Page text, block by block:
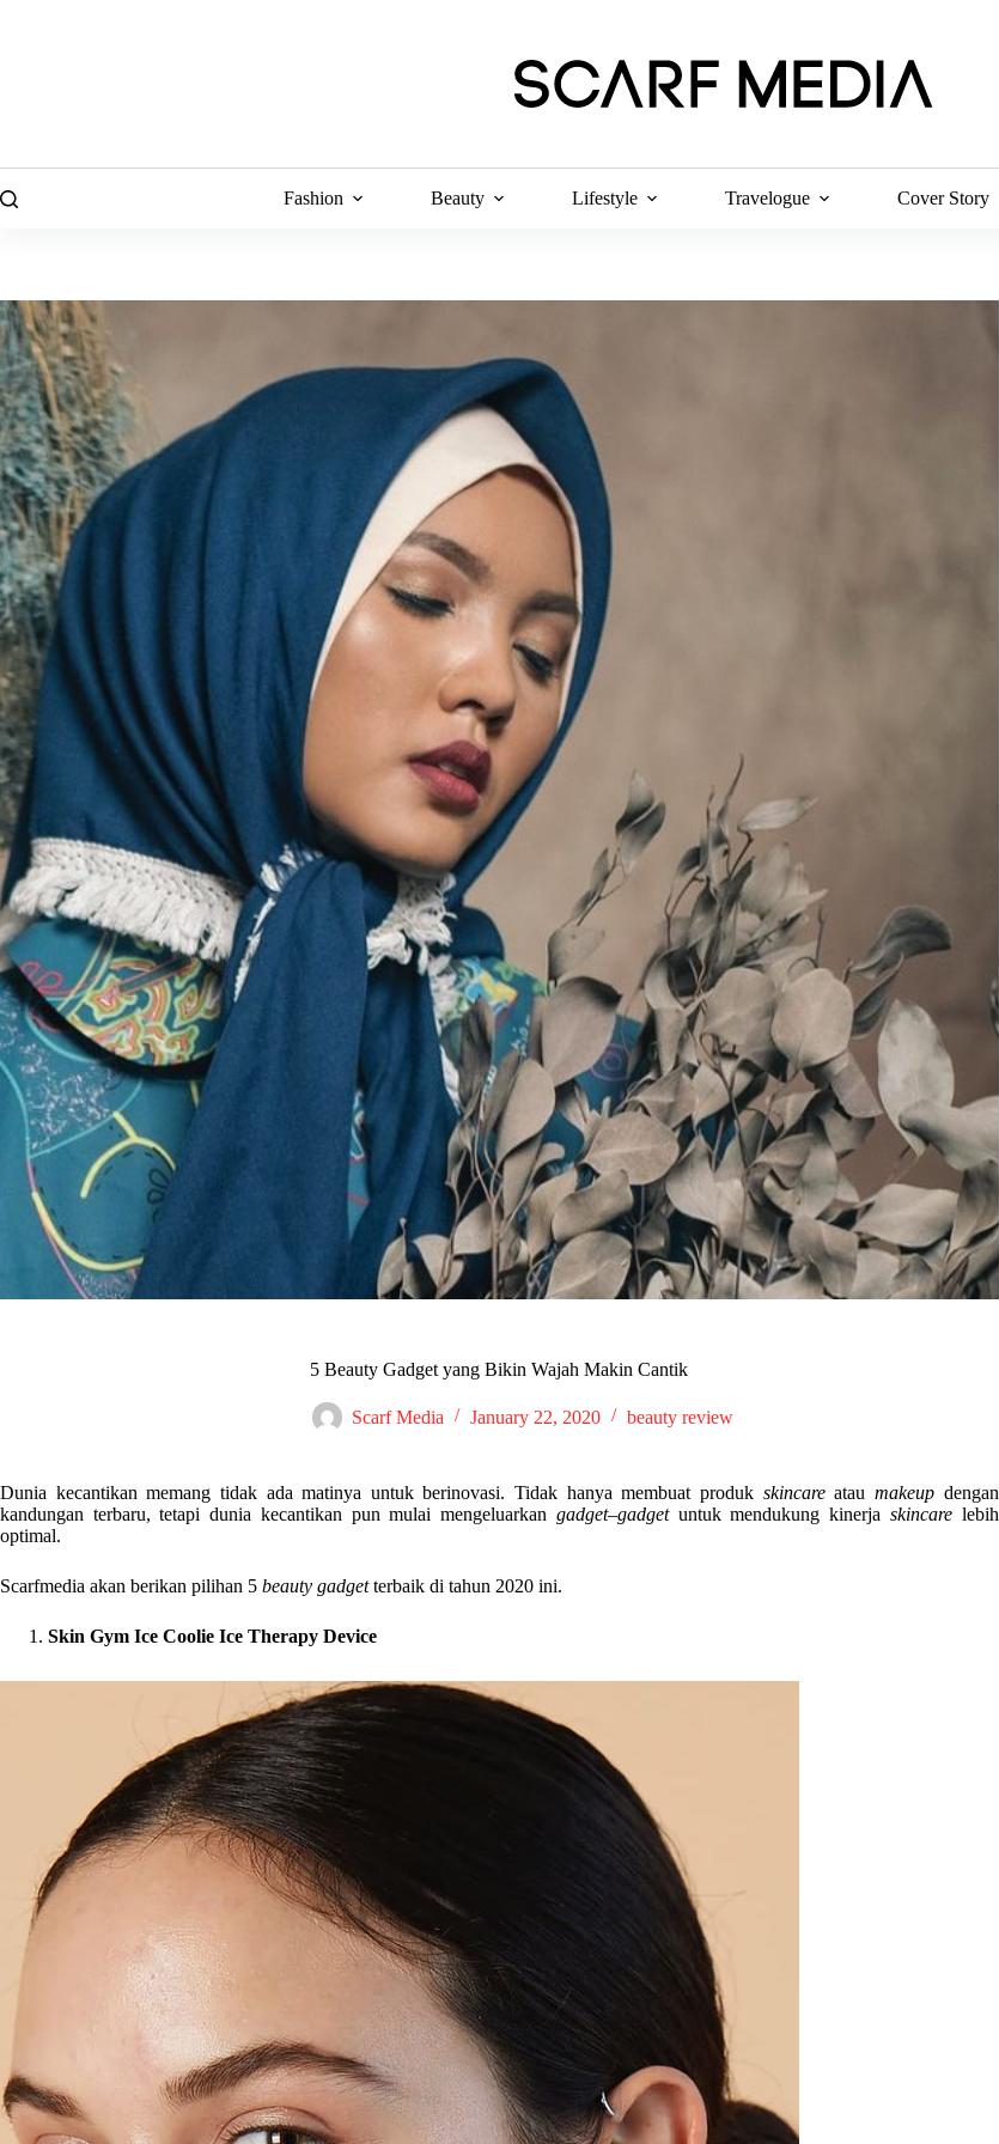
Fashion Beauty Lifestyle Travelogue Cover Story
5 Beauty Gadget yang Bikin Wajah Makin Cantik
Scarf Media January 22, 2020 beauty review
Dunia kecantikan memang tidak ada matinya untuk berinovasi. Tidak hanya membuat produk skincareataumakeup dengan
kandungan terbaru, tetapi dunia kecantikan pun mulai mengeluarkan gadget–gadgetuntuk mendukung kinerja skincarelebih
optimal.
Scarfmedia akan berikan pilihan 5 beauty gadgetterbaik di tahun 2020 ini.
Skin Gym Ice Coolie Ice Therapy Device